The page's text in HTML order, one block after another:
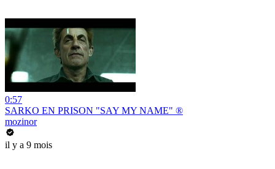
0:57
SARKO EN PRISON "SAY MY NAME" ®
mozinor
il y a 9 mois